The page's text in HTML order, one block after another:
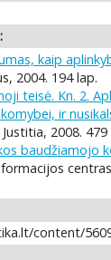
kaip
2004. 194 lap.
teisė. Kn. 2.
ir
Justitia, 2008. 479
baudžiamojo
content/